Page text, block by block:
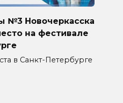
№3 Новочеркасска
на фестивале
в Санкт-Петербурге